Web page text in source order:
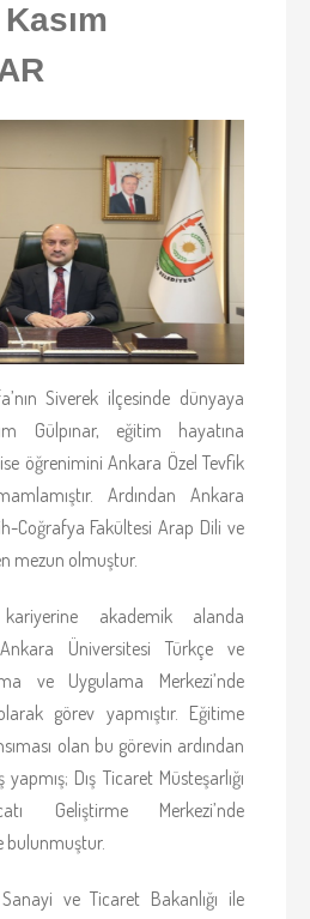
Siverek ilçesinde dünyaya
Gülpınar, eğitim hayatına
öğrenimini Ankara Özel Tevfik
Ardından Ankara
Coğrafya Fakültesi Arap Dili ve
mezun olmuştur.
akademik alanda
Üniversitesi Türkçe ve
ve Uygulama Merkezi’nde
görev yapmıştır. Eğitime
olan bu görevin ardından
Dış Ticaret Müsteşarlığı
Geliştirme Merkezi’nde
bulunmuştur.
ve Ticaret Bakanlığı ile